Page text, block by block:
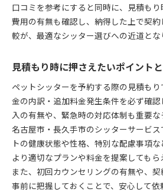
口コミを参考にすると同時に、見積も
費用の有無も確認し、納得した上で契
較が、最適なシッター選びへの近道とな
見積もり時に押さえたいポイント
ペットシッターを予約する際の見積も
金の内訳・追加料金発生条件を必ず確
入の有無や、緊急時の対応体制も重要な
名古屋市・長久手市のシッターサービ
トの健康状態や性格、特別な配慮事項な
より適切なプランや料金を提案してもら
また、初回カウンセリングの有無や、
事前に把握しておくことで、安心して